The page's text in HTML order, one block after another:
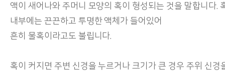
액이 새어나와 주머니 모양의 혹이 형성되는 것을 말합니다.
내부에는 끈끈하고 투명한 액체가 들어있어
흔히 물혹이라고도 불립니다.
혹이 커지면 주변 신경을 누르거나 크기가 큰 경우 주위 신경